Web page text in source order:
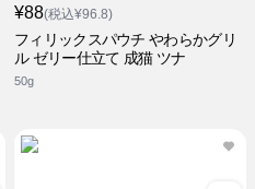
¥88(税込¥96.8)
フィリックスパウチ やわらかグリ
ル ゼリー仕立て 成猫 ツナ
50g